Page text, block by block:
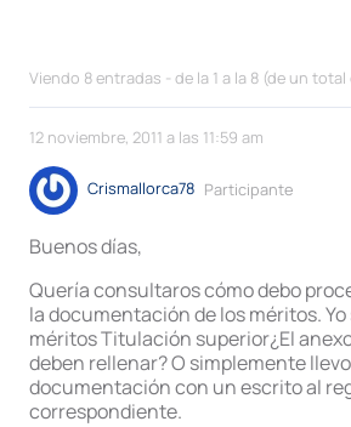
Viendo 8 entradas - de la 1 a la 8 (de un total
12 noviembre, 2011 a las 11:59 am
Crismallorca78 Participante
Buenos días,
Quería consultaros cómo debo
la documentación de los méritos.
méritos Titulación superior¿El
deben rellenar? O simplemente
documentación con un escrito al
correspondiente.